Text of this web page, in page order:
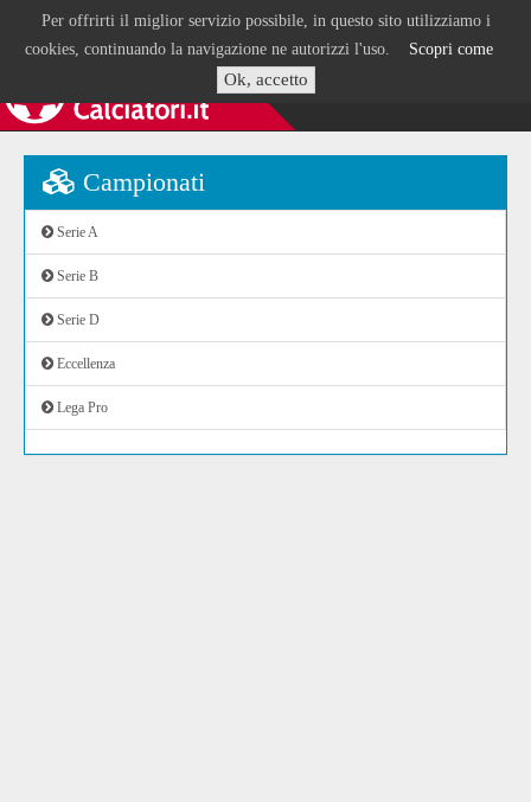
Per offrirti il miglior servizio possibile, in questo sito utilizziamo i
cookies, continuando la navigazione ne autorizzi l'uso. Scopri come
Ok, accetto
Campionati
Serie A
Serie B
Serie D
Eccellenza
Lega Pro